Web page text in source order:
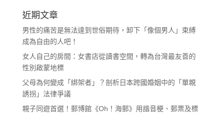
近期文章
男性的痛苦是無法達到世俗期待，卸下「像個男人」束縛
成為自由的人吧！
女人自己的房間：女書店從讀書空間，轉為台灣最友善的
性別啟蒙地標
父母為何變成「綁架者」？剖析日本跨國婚姻中的「單親
誘拐」法律爭議
親子同遊首選！郵博館《Oh！海郵》用諧音梗、郵票及標